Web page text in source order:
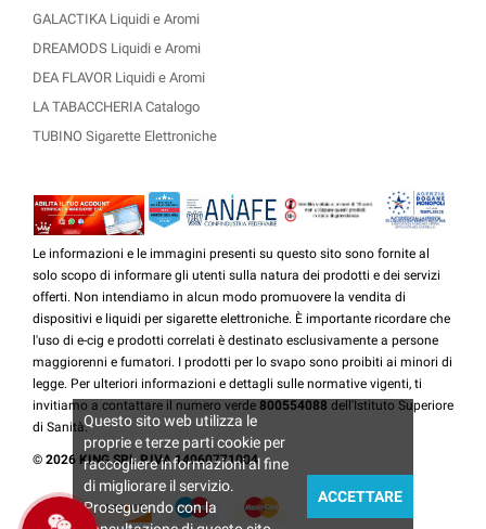
GALACTIKA Liquidi e Aromi
DREAMODS Liquidi e Aromi
DEA FLAVOR Liquidi e Aromi
LA TABACCHERIA Catalogo
TUBINO Sigarette Elettroniche
Le informazioni e le immagini presenti su questo sito sono fornite al
solo scopo di informare gli utenti sulla natura dei prodotti e dei servizi
offerti. Non intendiamo in alcun modo promuovere la vendita di
dispositivi e liquidi per sigarette elettroniche. È importante ricordare che
l'uso di e-cig e prodotti correlati è destinato esclusivamente a persone
maggiorenni e fumatori. I prodotti per lo svapo sono proibiti ai minori di
legge. Per ulteriori informazioni e dettagli sulle normative vigenti, ti
invitiamo a contattare il numero verde 800554088 dell'Istituto Superiore
di Sanità.
© 2026 KING SRL P.IVA 14060771004
Questo sito web utilizza le
proprie e terze parti cookie per
raccogliere informazioni al fine
di migliorare il servizio.
Proseguendo con la
ACCETTARE